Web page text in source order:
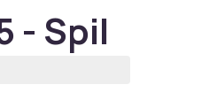
- Spil